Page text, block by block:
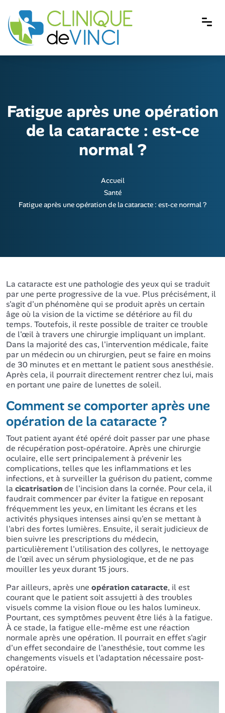
Fatigue après une opération
de la cataracte : est-ce
normal ?
Accueil
Santé
Fatigue après une opération de la cataracte : est-ce normal ?
La cataracte est une pathologie des yeux qui se traduit
par une perte progressive de la vue. Plus précisément, il
s'agit d'un phénomène qui se produit après un certain
âge où la vision de la victime se détériore au fil du
temps. Toutefois, il reste possible de traiter ce trouble
de l'œil à travers une chirurgie impliquant un implant.
Dans la majorité des cas, l'intervention médicale, faite
par un médecin ou un chirurgien, peut se faire en moins
de 30 minutes et en mettant le patient sous anesthésie.
Après cela, il pourrait directement rentrer chez lui, mais
en portant une paire de lunettes de soleil.
Comment se comporter après une
opération de la cataracte ?
Tout patient ayant été opéré doit passer par une phase
de récupération post-opératoire. Après une chirurgie
oculaire, elle sert principalement à prévenir les
complications, telles que les inflammations et les
infections, et à surveiller la guérison du patient, comme
la cicatrisationde l'incision dans la cornée. Pour cela, il
faudrait commencer par éviter la fatigue en reposant
fréquemment les yeux, en limitant les écrans et les
activités physiques intenses ainsi qu'en se mettant à
l'abri des fortes lumières. Ensuite, il serait judicieux de
bien suivre les prescriptions du médecin,
particulièrement l'utilisation des collyres, le nettoyage
de l'œil avec un sérum physiologique, et de ne pas
mouiller les yeux durant 15 jours.
Par ailleurs, après une opération cataracte, il est
courant que le patient soit assujetti à des troubles
visuels comme la vision floue ou les halos lumineux.
Pourtant, ces symptômes peuvent être liés à la fatigue.
À ce stade, la fatigue elle-même est une réaction
normale après une opération. Il pourrait en effet s'agir
d'un effet secondaire de l'anesthésie, tout comme les
changements visuels et l'adaptation nécessaire post-
opératoire.